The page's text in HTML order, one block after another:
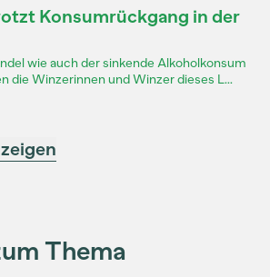
Konsumrückgang in der
wie auch der sinkende Alkoholkonsum
die Winzerinnen und Winzer dieses L...
Thema